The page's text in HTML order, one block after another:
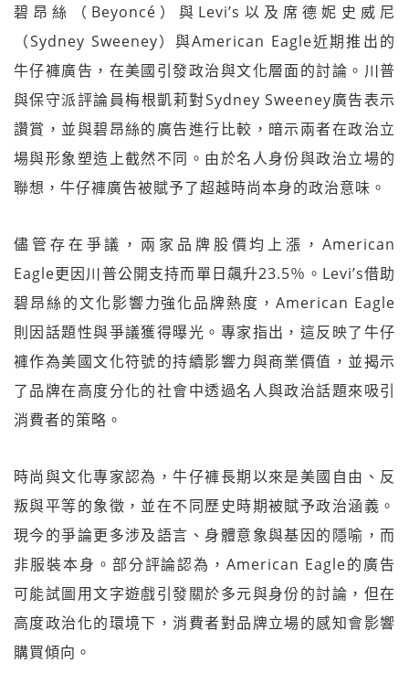
碧昂絲（Beyoncé）與Levi’s以及席德妮史威尼
（Sydney Sweeney）與American Eagle近期推出的
牛仔褲廣告，在美國引發政治與文化層面的討論。川普
與保守派評論員梅根凱莉對Sydney Sweeney廣告表示
讚賞，並與碧昂絲的廣告進行比較，暗示兩者在政治立
場與形象塑造上截然不同。由於名人身份與政治立場的
聯想，牛仔褲廣告被賦予了超越時尚本身的政治意味。
儘管存在爭議，兩家品牌股價均上漲，American
Eagle更因川普公開支持而單日飆升23.5％。Levi’s借助
碧昂絲的文化影響力強化品牌熱度，American Eagle
則因話題性與爭議獲得曝光。專家指出，這反映了牛仔
褲作為美國文化符號的持續影響力與商業價值，並揭示
了品牌在高度分化的社會中透過名人與政治話題來吸引
消費者的策略。
時尚與文化專家認為，牛仔褲長期以來是美國自由、反
叛與平等的象徵，並在不同歷史時期被賦予政治涵義。
現今的爭論更多涉及語言、身體意象與基因的隱喻，而
非服裝本身。部分評論認為，American Eagle的廣告
可能試圖用文字遊戲引發關於多元與身份的討論，但在
高度政治化的環境下，消費者對品牌立場的感知會影響
購買傾向。